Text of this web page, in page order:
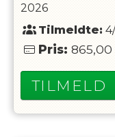
2026
Tilmeldte:
Pris: 865,00
TILMELD